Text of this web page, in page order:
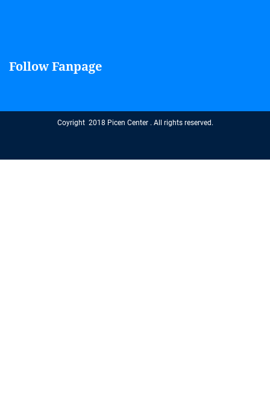
Follow Fanpage
Coyright 2018 Picen Center . All rights reserved.